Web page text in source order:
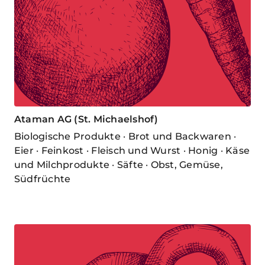
Ataman AG (St. Michaelshof)
Biologische Produkte · Brot und Backwaren ·
Eier · Feinkost · Fleisch und Wurst · Honig · Käse
und Milchprodukte · Säfte · Obst, Gemüse,
Südfrüchte